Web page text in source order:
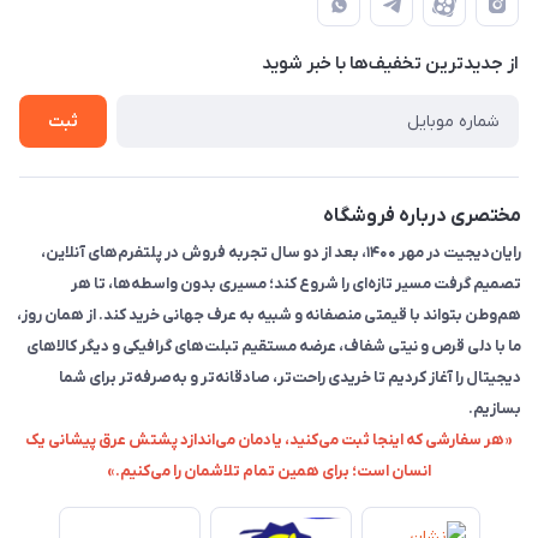
لیست محصولات
تماس با ما
حریم خصوصی
راهنما
از جدید‌ترین تخفیف‌ها با‌ خبر شوید
ثبت
مختصری درباره فروشگاه
رایان‌دیجیت در مهر ۱۴۰۰، بعد از دو سال تجربه فروش در پلتفرم‌های آنلاین،
تصمیم گرفت مسیر تازه‌ای را شروع کند؛ مسیری بدون واسطه‌ها، تا هر
هم‌وطن بتواند با قیمتی منصفانه و شبیه به عرف جهانی خرید کند. از همان روز،
ما با دلی قرص و نیتی شفاف، عرضه مستقیم تبلت‌های گرافیکی و دیگر کالاهای
دیجیتال را آغاز کردیم تا خریدی راحت‌تر، صادقانه‌تر و به‌صرفه‌تر برای شما
بسازیم.
«هر سفارشی که اینجا ثبت می‌کنید، یادمان می‌اندازد پشتش عرق پیشانی یک
انسان است؛ برای همین تمام تلاشمان را می‌کنیم.»